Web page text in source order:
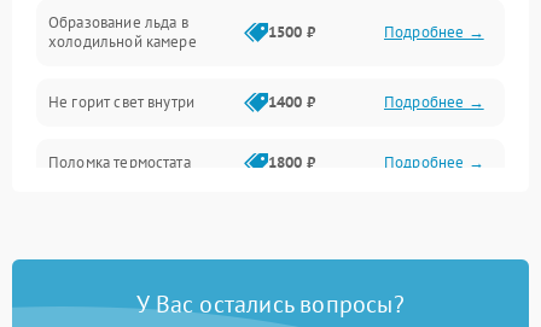
Образование льда в
холодильной камере
1500 ₽ Подробнее →
Не горит свет внутри 1400 ₽ Подробнее →
Поломка термостата 1800 ₽ Подробнее →
У Вас остались вопросы?